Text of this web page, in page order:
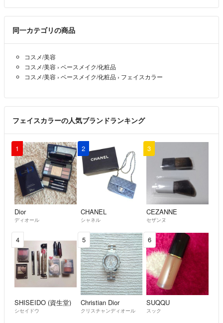
同一カテゴリの商品
コスメ/美容
コスメ/美容 › ベースメイク/化粧品
コスメ/美容 › ベースメイク/化粧品 › フェイスカラー
フェイスカラーの人気ブランドランキング
1
Dior
ディオール
2
CHANEL
シャネル
3
CEZANNE
セザンヌ
4
SHISEIDO (資生堂)
シセイドウ
5
Christian Dior
クリスチャンディオール
6
SUQQU
スック